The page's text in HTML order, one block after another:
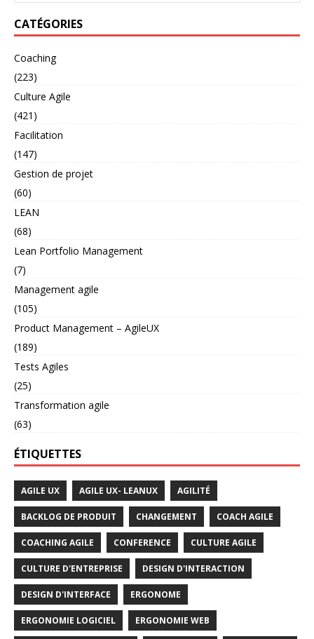
CATÉGORIES
Coaching
(223)
Culture Agile
(421)
Facilitation
(147)
Gestion de projet
(60)
LEAN
(68)
Lean Portfolio Management
(7)
Management agile
(105)
Product Management – AgileUX
(189)
Tests Agiles
(25)
Transformation agile
(63)
ÉTIQUETTES
AGILE UX AGILE UX- LEANUX AGILITÉ
BACKLOG DE PRODUIT CHANGEMENT COACH AGILE
COACHING AGILE CONFERENCE CULTURE AGILE
CULTURE D'ENTREPRISE DESIGN D'INTERACTION
DESIGN D'INTERFACE ERGONOME
ERGONOMIE LOGICIEL ERGONOMIE WEB